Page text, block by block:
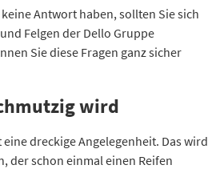
Antwort haben, sollten Sie sich
Felgen der Dello Gruppe
Sie diese Fragen ganz sicher
wird
dreckige Angelegenheit. Das wird
der schon einmal einen Reifen